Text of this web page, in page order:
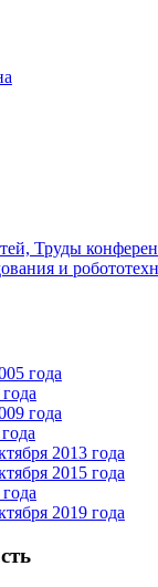
Труды
и
года
года
2013 года
2015 года
2019 года